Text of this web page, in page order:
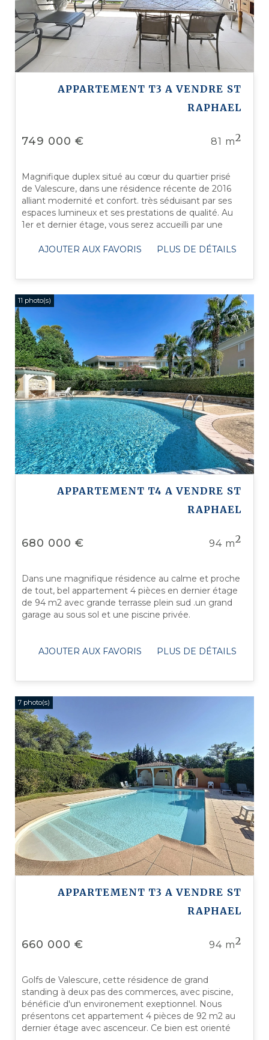
APPARTEMENT T3 A VENDRE ST
RAPHAEL
81 m2
749 000 €
Magnifique duplex situé au cœur du quartier prisé
de Valescure, dans une résidence récente de 2016
alliant modernité et confort. très séduisant par ses
espaces lumineux et ses prestations de qualité. Au
1er et dernier étage, vous serez accueilli par une
AJOUTER AUX FAVORIS
PLUS DE DÉTAILS
11 photo(s)
APPARTEMENT T4 A VENDRE ST
RAPHAEL
94 m2
680 000 €
Dans une magnifique résidence au calme et proche
de tout, bel appartement 4 pièces en dernier étage
de 94 m2 avec grande terrasse plein sud .un grand
garage au sous sol et une piscine privée.
AJOUTER AUX FAVORIS PLUS DE DÉTAILS
7 photo(s)
APPARTEMENT T3 A VENDRE ST
RAPHAEL
94 m2
660 000 €
Golfs de Valescure, cette résidence de grand
standing à deux pas des commerces, avec piscine,
bénéficie d'un environement exeptionnel. Nous
présentons cet appartement 4 pièces de 92 m2 au
dernier étage avec ascenceur. Ce bien est orienté